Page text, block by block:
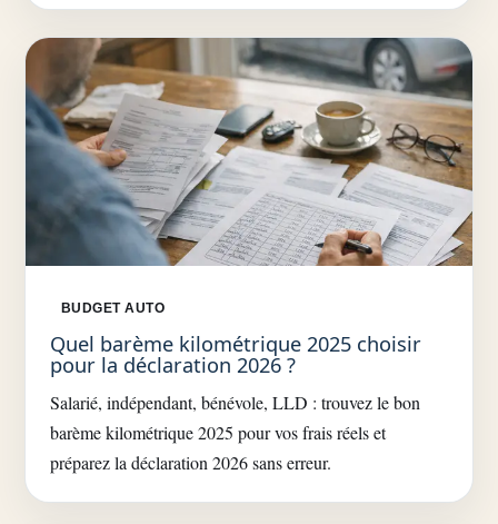
BUDGET AUTO
Quel barème kilométrique 2025 choisir
pour la déclaration 2026 ?
Salarié, indépendant, bénévole, LLD : trouvez le bon
barème kilométrique 2025 pour vos frais réels et
préparez la déclaration 2026 sans erreur.